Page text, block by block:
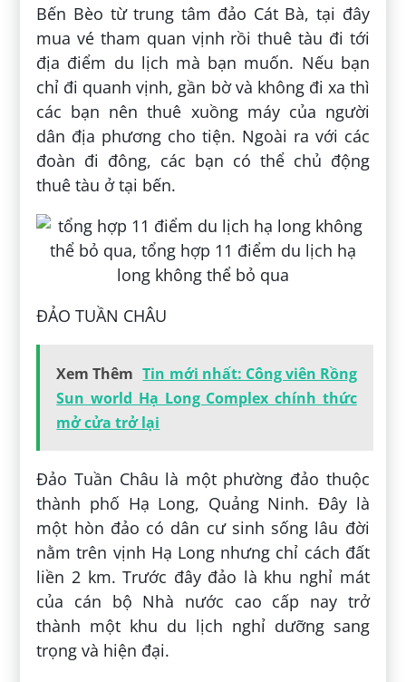
Bến Bèo từ trung tâm đảo Cát Bà, tại đây
mua vé tham quan vịnh rồi thuê tàu đi tới
địa điểm du lịch mà bạn muốn. Nếu bạn
chỉ đi quanh vịnh, gần bờ và không đi xa thì
các bạn nên thuê xuồng máy của người
dân địa phương cho tiện. Ngoài ra với các
đoàn đi đông, các bạn có thể chủ động
thuê tàu ở tại bến.
ĐẢO TUẦN CHÂU
Xem Thêm Tin mới nhất: Công viên Rồng
Sun world Hạ Long Complex chính thức
mở cửa trở lại
Đảo Tuần Châu là một phường đảo thuộc
thành phố Hạ Long, Quảng Ninh. Đây là
một hòn đảo có dân cư sinh sống lâu đời
nằm trên vịnh Hạ Long nhưng chỉ cách đất
liền 2 km. Trước đây đảo là khu nghỉ mát
của cán bộ Nhà nước cao cấp nay trở
thành một khu du lịch nghỉ dưỡng sang
trọng và hiện đại.